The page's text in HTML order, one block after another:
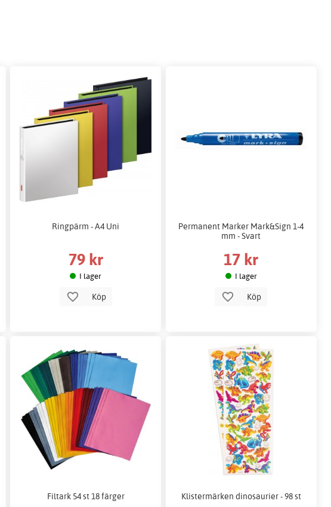
Ringpärm - A4 Uni
79 kr
I lager
Köp
Permanent Marker Mark&Sign 1-4
mm - Svart
17 kr
I lager
Köp
Filtark 54 st 18 färger Klistermärken dinosaurier - 98 st